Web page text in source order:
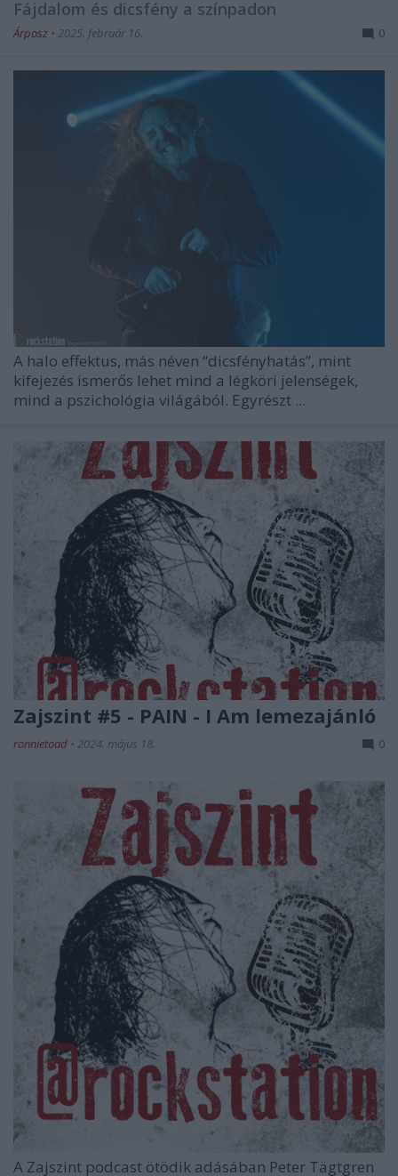
Fájdalom és dicsfény a színpadon
Árposz • 2025. február 16. 0
A halo effektus, más néven “dicsfényhatás”, mint
kifejezés ismerős lehet mind a légköri jelenségek,
mind a pszichológia világából. Egyrészt ...
Zajszint #5 - PAIN - I Am lemezajánló
ronnietoad • 2024. május 18. 0
A Zajszint podcast ötödik adásában Peter Tägtgren